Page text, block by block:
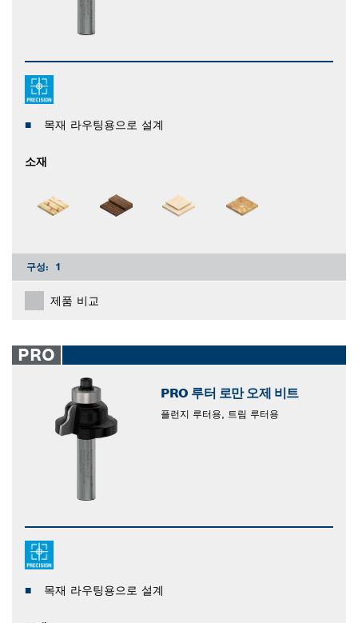
목재 라우팅용으로 설계
소재
구성: 1
제품 비교
PRO
PRO 루터 로만 오제 비트
플런지 루터용, 트림 루터용
목재 라우팅용으로 설계